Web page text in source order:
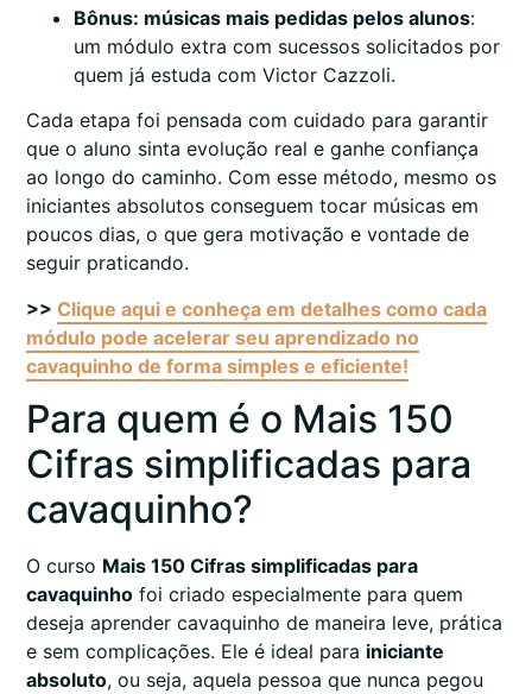
Bônus: músicas mais pedidas pelos alunos:
um módulo extra com sucessos solicitados por
quem já estuda com Victor Cazzoli.
Cada etapa foi pensada com cuidado para garantir
que o aluno sinta evolução real e ganhe confiança
ao longo do caminho. Com esse método, mesmo os
iniciantes absolutos conseguem tocar músicas em
poucos dias, o que gera motivação e vontade de
seguir praticando.
>> Clique aqui e conheça em detalhes como cada
módulo pode acelerar seu aprendizado no
cavaquinho de forma simples e eficiente!
Para quem é o Mais 150
Cifras simplificadas para
cavaquinho?
O curso Mais 150 Cifras simplificadas para
cavaquinho foi criado especialmente para quem
deseja aprender cavaquinho de maneira leve, prática
e sem complicações. Ele é ideal para iniciante
absoluto, ou seja, aquela pessoa que nunca pegou